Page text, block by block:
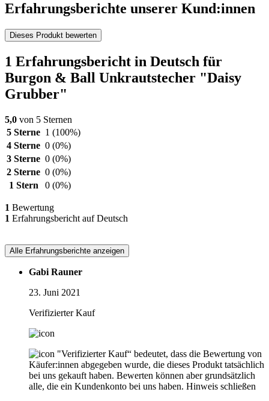
Erfahrungsberichte unserer Kund:innen
Dieses Produkt bewerten
1 Erfahrungsbericht in Deutsch für
Burgon & Ball Unkrautstecher "Daisy
Grubber"
5,0 von 5 Sternen
5 Sterne 1 (100%)
4 Sterne 0 (0%)
3 Sterne 0 (0%)
2 Sterne 0 (0%)
1 Stern
0 (0%)
1 Bewertung
1 Erfahrungsbericht auf Deutsch
Alle Erfahrungsberichte anzeigen
Gabi Rauner
23. Juni 2021
Verifizierter Kauf
"Verifizierter Kauf“ bedeutet, dass die Bewertung von
Käufer:innen abgegeben wurde, die dieses Produkt tatsächlich
bei uns gekauft haben. Bewerten können aber grundsätzlich
alle, die ein Kundenkonto bei uns haben. Hinweis schließen